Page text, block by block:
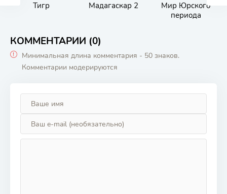
Тигр Мадагаскар 2
Мир Юрского
периода
КОММЕНТАРИИ (0)
Минимальная длина комментария - 50 знаков.
Комментарии модерируются